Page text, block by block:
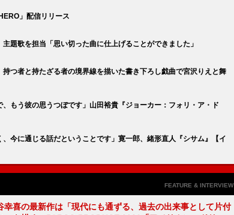
」配信リリース
題歌を担当「思い切った曲に仕上げることができました」
つ者と持たざる者の境界線を描いた書き下ろし戯曲で宮沢りえと舞
もう彼の思うつぼです」山田裕貴『ジョーカー：フォリ・ア・ド
今に通じる話だということです」寛一郎、緒形直人『シサム』【イ
FEATURE & INTERVIEW
幸喜の最新作は「現代にも通ずる、過去の出来事として片付